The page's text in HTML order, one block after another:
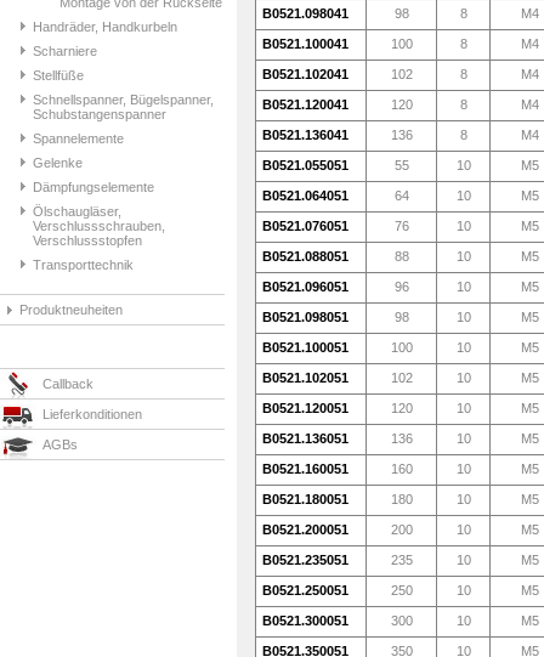
Handräder, Handkurbeln
Scharniere
Stellfüße
Schnellspanner, Bügelspanner,
Schubstangenspanner
Spannelemente
Gelenke
Dämpfungselemente
Ölschaugläser,
Verschlussschrauben,
Verschlussstopfen
Transporttechnik
Produktneuheiten
Callback
Lieferkonditionen
AGBs
B0521.098041 98 8 M4
B0521.100041 100 8 M4
B0521.102041 102 8 M4
B0521.120041 120 8 M4
B0521.136041 136 8 M4
B0521.055051 55 10 M5
B0521.064051 64 10 M5
B0521.076051 76 10 M5
B0521.088051 88 10 M5
B0521.096051 96 10 M5
B0521.098051 98 10 M5
B0521.100051 100 10 M5
B0521.102051 102 10 M5
B0521.120051 120 10 M5
B0521.136051 136 10 M5
B0521.160051 160 10 M5
B0521.180051 180 10 M5
B0521.200051 200 10 M5
B0521.235051 235 10 M5
B0521.250051 250 10 M5
B0521.300051 300 10 M5
B0521.350051 350 10 M5